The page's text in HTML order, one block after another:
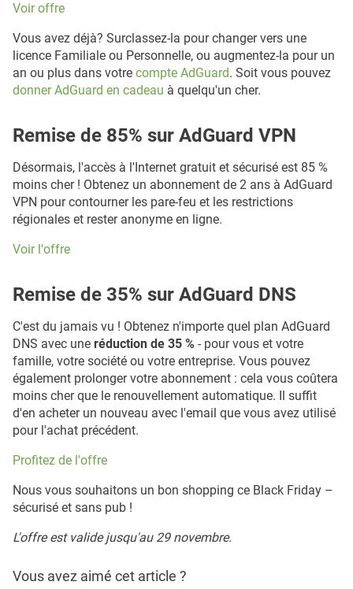
Voir offre
Vous avez déjà? Surclassez-la pour changer vers une
licence Familiale ou Personnelle, ou augmentez-la pour un
an ou plus dans votre compte AdGuard. Soit vous pouvez
donner AdGuard en cadeau à quelqu'un cher.
Remise de 85% sur AdGuard VPN
Désormais, l'accès à l'Internet gratuit et sécurisé est 85 %
moins cher ! Obtenez un abonnement de 2 ans à AdGuard
VPN pour contourner les pare-feu et les restrictions
régionales et rester anonyme en ligne.
Voir l'offre
Remise de 35% sur AdGuard DNS
C'est du jamais vu ! Obtenez n'importe quel plan AdGuard
DNS avec une réduction de 35 % - pour vous et votre
famille, votre société ou votre entreprise. Vous pouvez
également prolonger votre abonnement : cela vous coûtera
moins cher que le renouvellement automatique. Il suffit
d'en acheter un nouveau avec l'email que vous avez utilisé
pour l'achat précédent.
Profitez de l'offre
Nous vous souhaitons un bon shopping ce Black Friday –
sécurisé et sans pub !
L'offre est valide jusqu'au 29 novembre.
Vous avez aimé cet article ?